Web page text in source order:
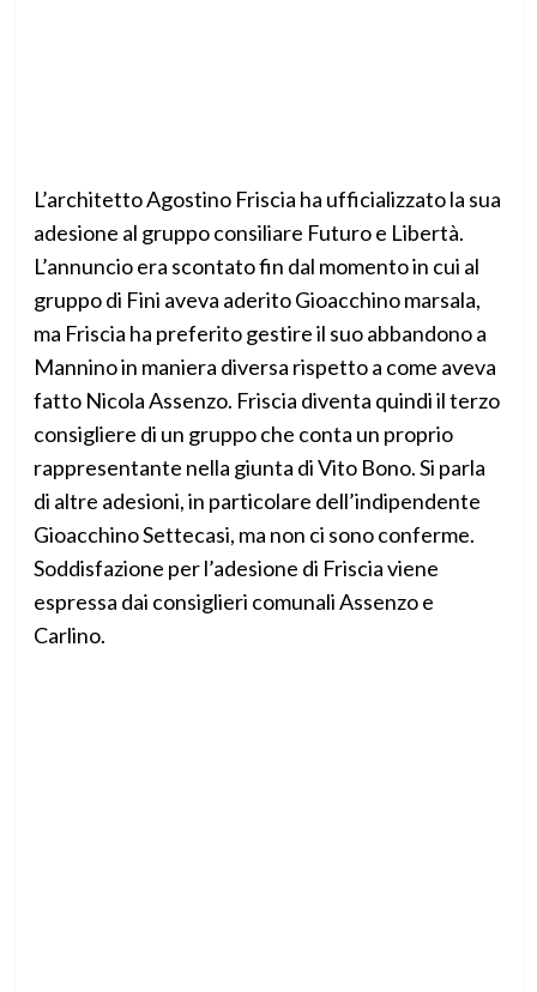
L’architetto Agostino Friscia ha ufficializzato la sua
adesione al gruppo consiliare Futuro e Libertà.
L’annuncio era scontato fin dal momento in cui al
gruppo di Fini aveva aderito Gioacchino marsala,
ma Friscia ha preferito gestire il suo abbandono a
Mannino in maniera diversa rispetto a come aveva
fatto Nicola Assenzo. Friscia diventa quindi il terzo
consigliere di un gruppo che conta un proprio
rappresentante nella giunta di Vito Bono. Si parla
di altre adesioni, in particolare dell’indipendente
Gioacchino Settecasi, ma non ci sono conferme.
Soddisfazione per l’adesione di Friscia viene
espressa dai consiglieri comunali Assenzo e
Carlino.